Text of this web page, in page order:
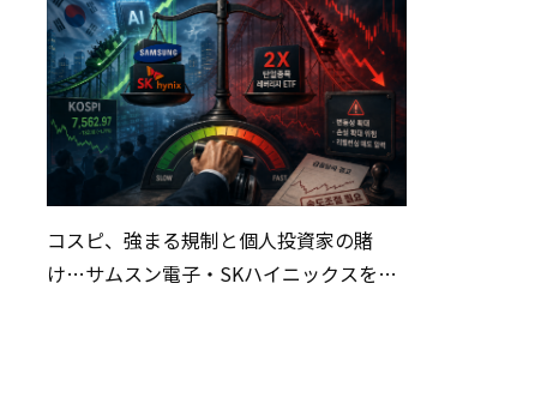
コスピ、強まる規制と個人投資家の賭
け…サムスン電子・SKハイニックスを巡